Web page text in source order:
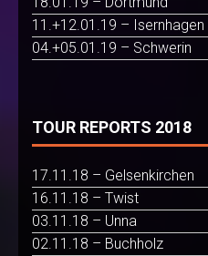
11.+12.01.19 – Isernhagen
04.+05.01.19 – Schwerin
TOUR REPORTS 2018
17.11.18 – Gelsenkirchen
16.11.18 – Twist
03.11.18 – Unna
02.11.18 – Buchholz